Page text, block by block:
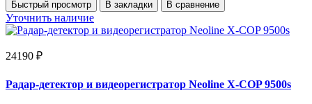
Быстрый просмотр В закладки В сравнение
Уточнить наличие
24190 ₽
Радар-детектор и видеорегистратор Neoline X-COP 9500s